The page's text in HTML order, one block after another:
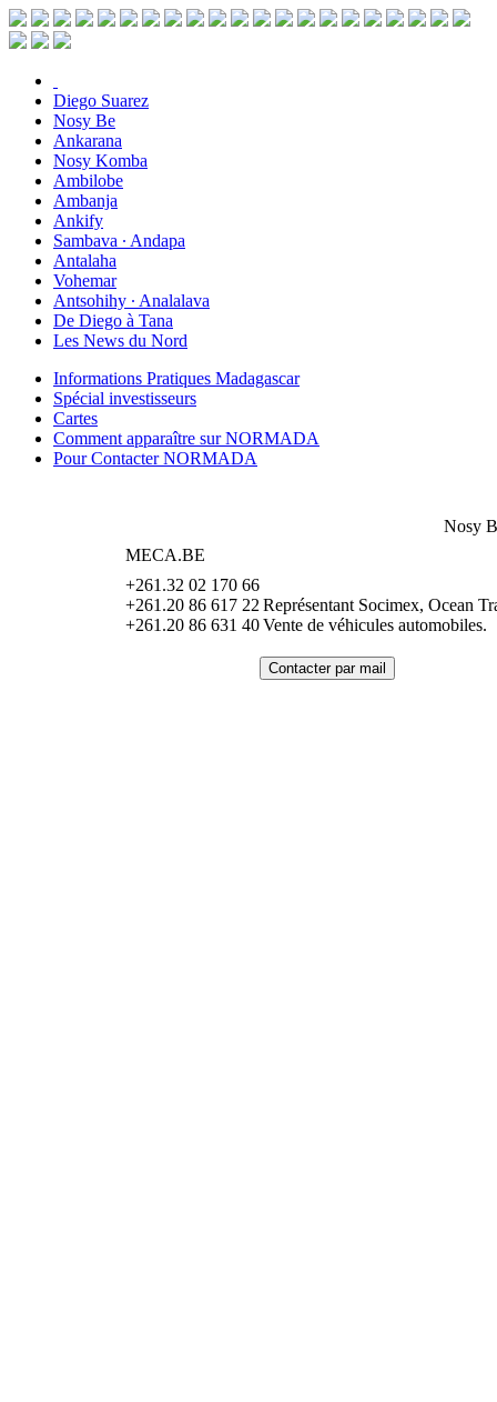
Diego Suarez
Nosy Be
Ankarana
Nosy Komba
Ambilobe
Ambanja
Ankify
Sambava ∙ Andapa
Antalaha
Vohemar
Antsohihy ∙ Analalava
De Diego à Tana
Les News du Nord
Informations Pratiques Madagascar
Spécial investisseurs
Cartes
Comment apparaître sur NORMADA
Pour Contacter NORMADA
Nosy
MECA.BE
+261.32 02 170 66
+261.20 86 617 22
+261.20 86 631 40
Représentant Socimex, Ocean
Vente de véhicules automobiles.